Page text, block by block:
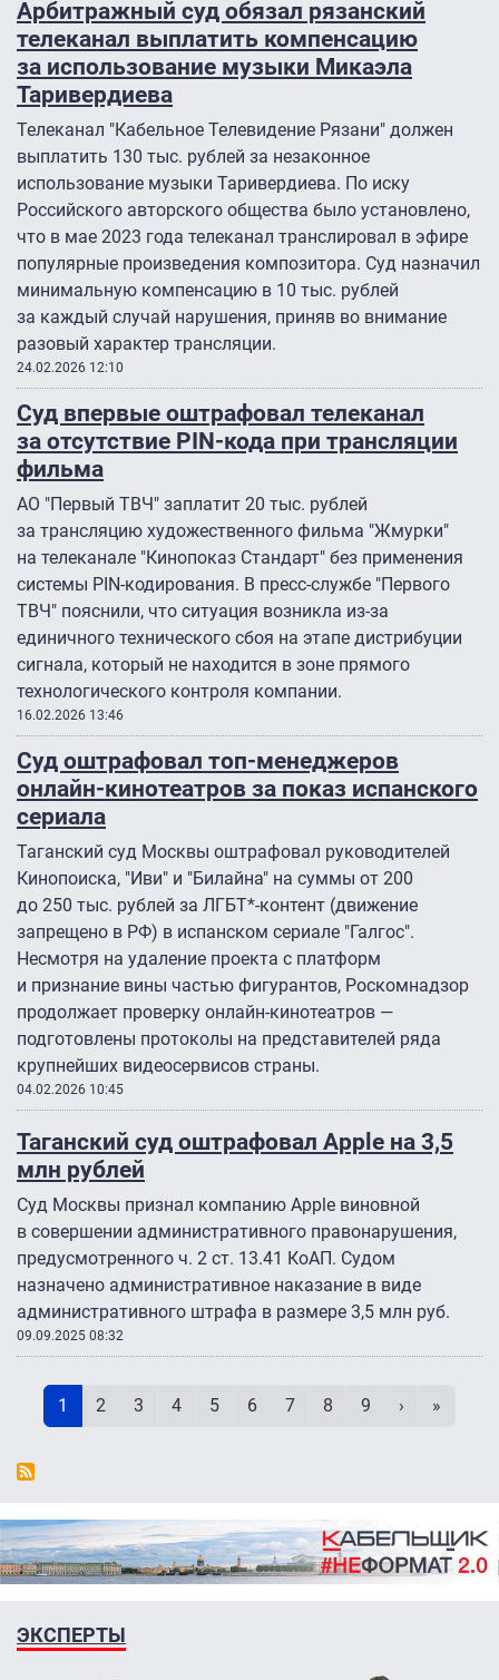
Арбитражный суд обязал рязанский
телеканал выплатить компенсацию
за использование музыки Микаэла
Таривердиева
Телеканал "Кабельное Телевидение Рязани" должен
выплатить 130 тыс. рублей за незаконное
использование музыки Таривердиева. По иску
Российского авторского общества было установлено,
что в мае 2023 года телеканал транслировал в эфире
популярные произведения композитора. Суд назначил
минимальную компенсацию в 10 тыс. рублей
за каждый случай нарушения, приняв во внимание
разовый характер трансляции.
24.02.2026 12:10
Суд впервые оштрафовал телеканал
за отсутствие PIN-кода при трансляции
фильма
АО "Первый ТВЧ" заплатит 20 тыс. рублей
за трансляцию художественного фильма "Жмурки"
на телеканале "Кинопоказ Стандарт" без применения
системы PIN-кодирования. В пресс-службе "Первого
ТВЧ" пояснили, что ситуация возникла из-за
единичного технического сбоя на этапе дистрибуции
сигнала, который не находится в зоне прямого
технологического контроля компании.
16.02.2026 13:46
Суд оштрафовал топ-менеджеров
онлайн-кинотеатров за показ испанского
сериала
Таганский суд Москвы оштрафовал руководителей
Кинопоиска, "Иви" и "Билайна" на суммы от 200
до 250 тыс. рублей за ЛГБТ*-контент (движение
запрещено в РФ) в испанском сериале "Галгос".
Несмотря на удаление проекта с платформ
и признание вины частью фигурантов, Роскомнадзор
продолжает проверку онлайн-кинотеатров —
подготовлены протоколы на представителей ряда
крупнейших видеосервисов страны.
04.02.2026 10:45
Таганский суд оштрафовал Apple на 3,5
млн рублей
Суд Москвы признал компанию Apple виновной
в совершении административного правонарушения,
предусмотренного ч. 2 ст. 13.41 КоАП. Судом
назначено административное наказание в виде
административного штрафа в размере 3,5 млн руб.
09.09.2025 08:32
Текущая страница
1 Page
2 Page
3 Page
4 Page
5 Page
6 Page
7 Page
8 Page
9 Следующая
› »
ЭКСПЕРТЫ